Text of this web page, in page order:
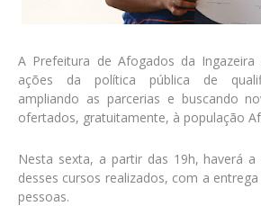
A Prefeitura de Afogados da
ações da política pública de
ampliando as parcerias e buscando
ofertados, gratuitamente, à população
Nesta sexta, a partir das 19h, haverá a
desses cursos realizados, com a
pessoas.